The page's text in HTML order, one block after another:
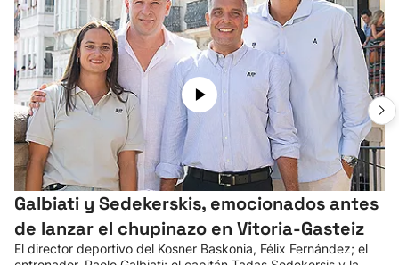
Galbiati y Sedekerskis, emocionados antes
de lanzar el chupinazo en Vitoria-Gasteiz
El director deportivo del Kosner Baskonia, Félix Fernández; el